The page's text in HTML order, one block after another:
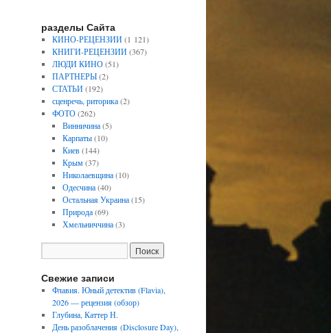
разделы Сайта
КИНО-РЕЦЕНЗИИ(1 121)
КНИГИ-РЕЦЕНЗИИ(367)
ЛЮДИ КИНО(51)
ПАРТНЕРЫ(2)
СТАТЬИ(192)
сценречь, риторика(2)
ФОТО(262)
Винничина(5)
Карпаты(10)
Киев(144)
Крым(37)
Николаевщина(10)
Одесчина(40)
Остальная Украина(15)
Природа(69)
Хмельниччина(3)
Свежие записи
Флавия. Юный детектив (Flavia),
2026 — рецензия (обзор)
Глубина, Каттер Н.
День разоблачения (Disclosure Day),